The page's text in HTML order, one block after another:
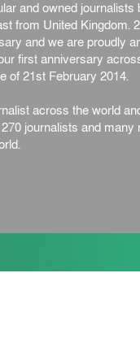
and owned journalists
from United Kingdom.
and we are proudly
first anniversary
of 21st February 2014.
across the world
journalists and